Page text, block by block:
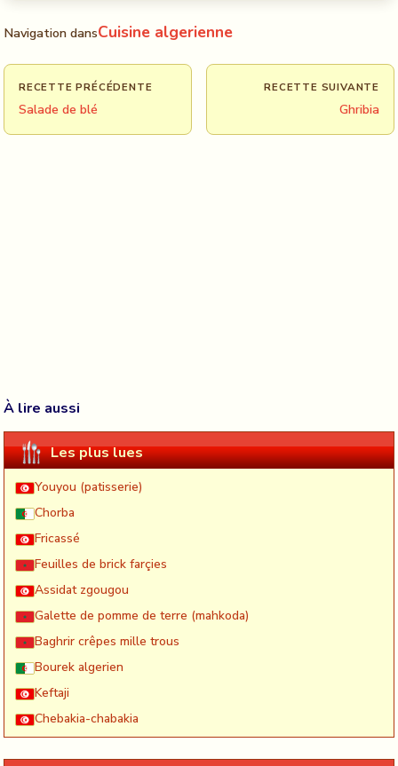
Navigation dansCuisine algerienne
RECETTE PRÉCÉDENTE
Salade de blé
RECETTE SUIVANTE
Ghribia
À lire aussi
Les plus lues
Youyou (patisserie)
Chorba
Fricassé
Feuilles de brick farçies
Assidat zgougou
Galette de pomme de terre (mahkoda)
Baghrir crêpes mille trous
Bourek algerien
Keftaji
Chebakia-chabakia